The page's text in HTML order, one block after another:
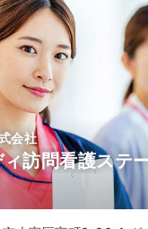
会社
訪問看護ステ